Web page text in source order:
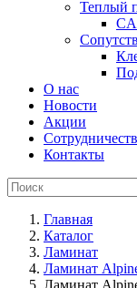
Теплый
О нас
Новости
Акции
Контакты
Главная
Каталог
Ламинат
Ламинат
Ламинат